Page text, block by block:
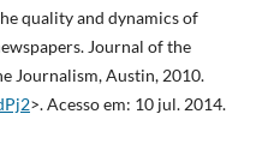
quality and dynamics of
Journal of the
Journalism, Austin, 2010.
>. Acesso em: 10 jul. 2014.